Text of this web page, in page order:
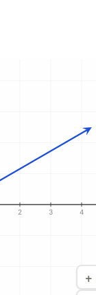
Y
+